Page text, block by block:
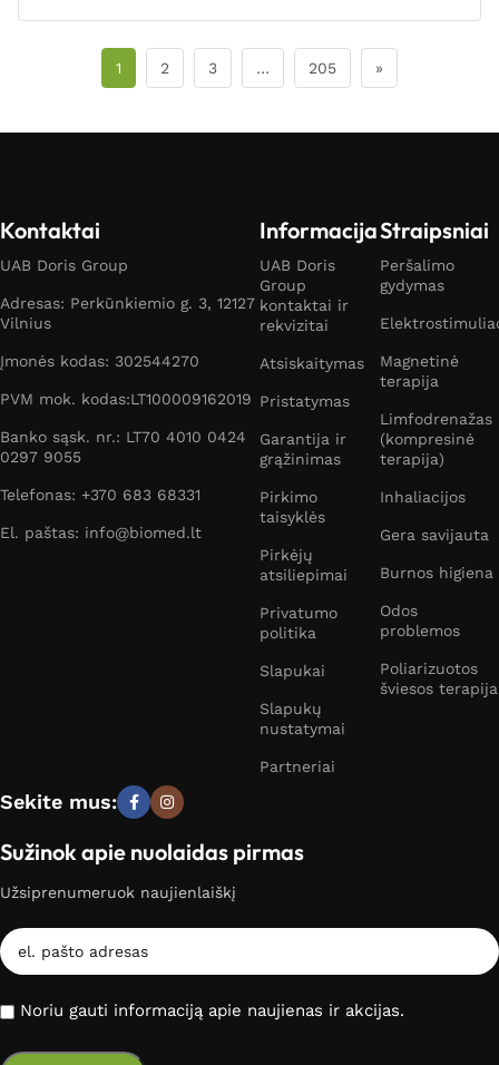
1 2 3 … 205 »
Kontaktai
UAB Doris Group
Adresas: Perkūnkiemio g. 3, 12127
Vilnius
Įmonės kodas: 302544270
PVM mok. kodas:LT100009162019
Banko sąsk. nr.: LT70 4010 0424
0297 9055
Telefonas: +370 683 68331
El. paštas: info@biomed.lt
Informacija
UAB Doris
Group
kontaktai ir
rekvizitai
Atsiskaitymas
Pristatymas
Garantija ir
grąžinimas
Pirkimo
taisyklės
Pirkėjų
atsiliepimai
Privatumo
politika
Slapukai
Slapukų
nustatymai
Partneriai
Straipsniai
Peršalimo
gydymas
Magnetinė
terapija
Limfodrenažas
(kompresinė
terapija)
Inhaliacijos
Gera savijauta
Burnos higiena
Odos
problemos
Poliarizuotos
šviesos terapija
Sekite mus:
Sužinok apie nuolaidas pirmas
Užsiprenumeruok naujienlaiškį
Noriu gauti informaciją apie naujienas ir akcijas.